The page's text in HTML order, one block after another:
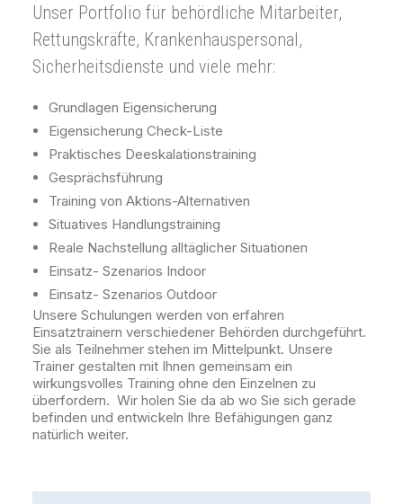
Unser Portfolio für behördliche Mitarbeiter,
Rettungskräfte, Krankenhauspersonal,
Sicherheitsdienste und viele mehr:
Grundlagen Eigensicherung
Eigensicherung Check-Liste
Praktisches Deeskalationstraining
Gesprächsführung
Training von Aktions-Alternativen
Situatives Handlungstraining
Reale Nachstellung alltäglicher Situationen
Einsatz- Szenarios Indoor
Einsatz- Szenarios Outdoor
Unsere Schulungen werden von erfahren
Einsatztrainern verschiedener Behörden durchgeführt.
Sie als Teilnehmer stehen im Mittelpunkt. Unsere
Trainer gestalten mit Ihnen gemeinsam ein
wirkungsvolles Training ohne den Einzelnen zu
überfordern. Wir holen Sie da ab wo Sie sich gerade
befinden und entwickeln Ihre Befähigungen ganz
natürlich weiter.